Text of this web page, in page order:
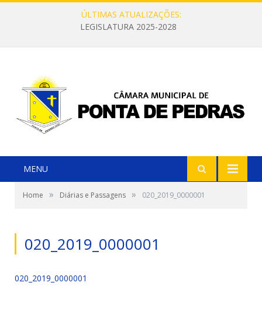
ÚLTIMAS ATUALIZAÇÕES:
LEGISLATURA 2025-2028
MENU
Home » Diárias e Passagens » 020_2019_0000001
020_2019_0000001
020_2019_0000001